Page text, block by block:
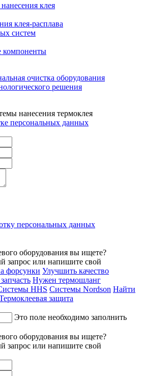
клея
клея-расплава
систем
компоненты
очистка оборудования
решения
нанесения термоклея
персональных данных
персональных данных
оборудования вы ищете?
запрос или напишите свой
форсунки Улучшить качество
Нужен термошланг
HHS Системы Nordson Найти
защита
Это поле необходимо заполнить
оборудования вы ищете?
запрос или напишите свой